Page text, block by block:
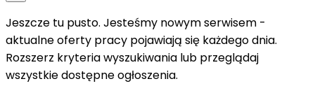
Jeszcze tu pusto. Jesteśmy nowym serwisem -
aktualne oferty pracy pojawiają się każdego dnia.
Rozszerz kryteria wyszukiwania lub przeglądaj
wszystkie dostępne ogłoszenia.